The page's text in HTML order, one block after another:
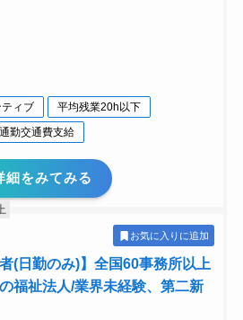
ィブ
平均残業20h以下
通勤交通費支給
細をみてみる
お気に入りに追加
(日勤のみ)】全国60事務所以上
福祉法人/業界未経験、第二新